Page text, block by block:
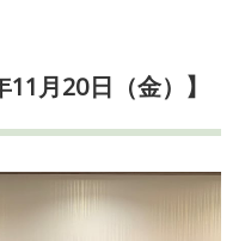
月20日（金）】